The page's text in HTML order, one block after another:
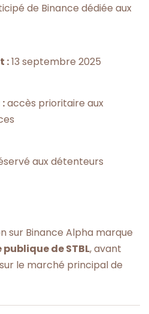
de Binance dédiée aux
:13 septembre 2025
accès prioritaire aux
aux détenteurs
sur Binance Alpha marque
de STBL, avant
le marché principal de